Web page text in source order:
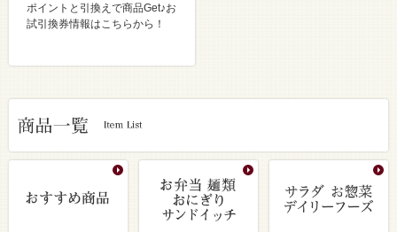
ポイントと引換えで商品Get♪お
試引換券情報はこちらから！